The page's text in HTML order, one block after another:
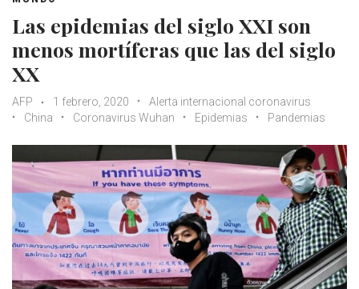
Las epidemias del siglo XXI son
menos mortíferas que las del siglo
XX
AFP 1 febrero, 2020
Alerta internacional coronavirus
China
Coronavirus Wuhan Epidemias Pandemias